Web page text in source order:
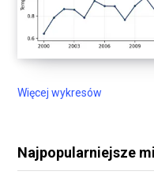
Więcej wykresów
Najpopularniejsze